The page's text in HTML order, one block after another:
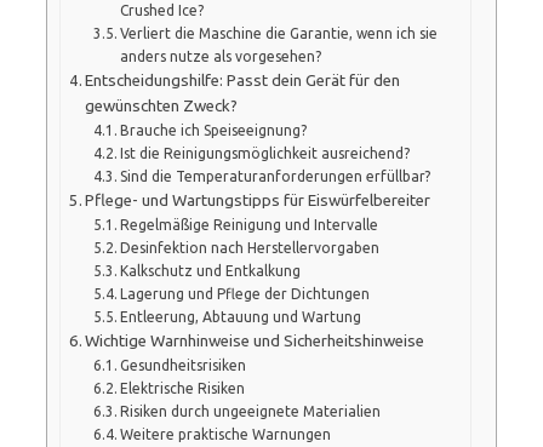
Crushed Ice?
Verliert die Maschine die Garantie, wenn ich sie
anders nutze als vorgesehen?
Entscheidungshilfe: Passt dein Gerät für den
gewünschten Zweck?
Brauche ich Speiseeignung?
Ist die Reinigungsmöglichkeit ausreichend?
Sind die Temperaturanforderungen erfüllbar?
Pflege- und Wartungstipps für Eiswürfelbereiter
Regelmäßige Reinigung und Intervalle
Desinfektion nach Herstellervorgaben
Kalkschutz und Entkalkung
Lagerung und Pflege der Dichtungen
Entleerung, Abtauung und Wartung
Wichtige Warnhinweise und Sicherheitshinweise
Gesundheitsrisiken
Elektrische Risiken
Risiken durch ungeeignete Materialien
Weitere praktische Warnungen